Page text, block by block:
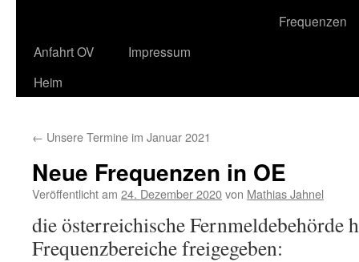
Frequenzen
Anfahrt OV
Heim
Impressum
← Unsere Termine im Januar 2021
Neue Frequenzen in OE
Veröffentlicht am 24. Dezember 2020von Mathias Jahnel
die österreichische Fernmeldebehörde
Frequenzbereiche freigegeben: